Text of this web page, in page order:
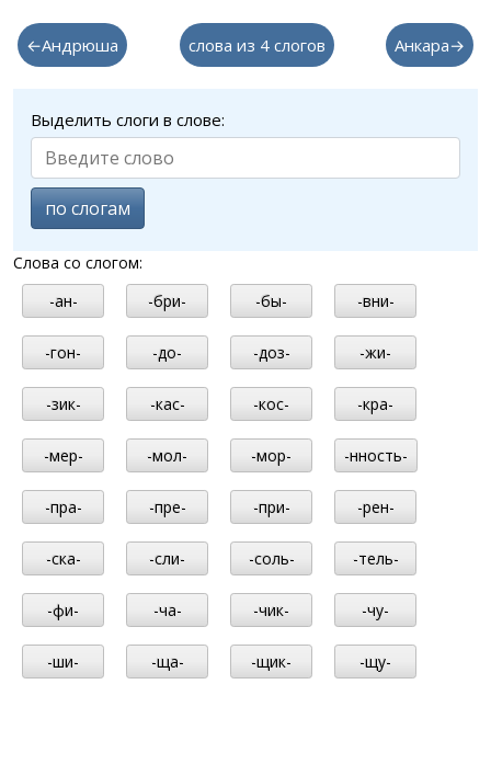
←Андрюша слова из 4 слогов Анкара→
Выделить слоги в слове:
по слогам
Слова со слогом:
-ан-
-бри- -бы- -вни-
-гон- -до- -доз- -жи-
-зик- -кас- -кос- -кра-
-мер- -мол- -мор- -нность-
-пра- -пре- -при- -рен-
-ска- -сли- -соль- -тель-
-фи- -ча- -чик- -чу-
-ши- -ща- -щик- -щу-